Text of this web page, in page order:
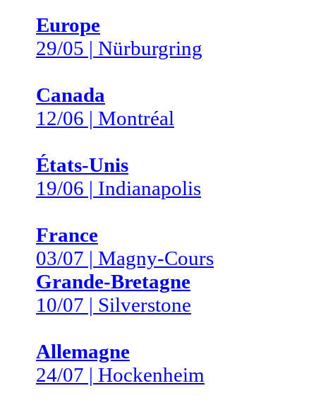
Europe
29/05 | Nürburgring
Canada
12/06 | Montréal
États-Unis
19/06 | Indianapolis
France
03/07 | Magny-Cours
Grande-Bretagne
10/07 | Silverstone
Allemagne
24/07 | Hockenheim